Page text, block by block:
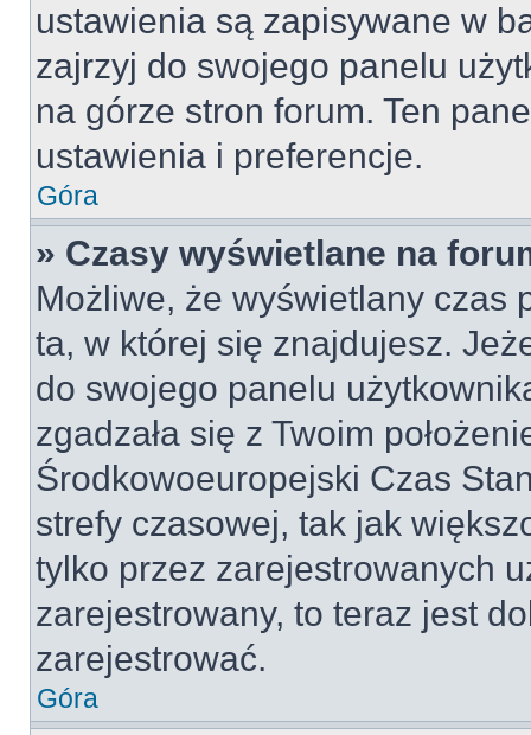
ustawienia są zapisywane w
zajrzyj do swojego panelu
na górze stron forum. Ten
ustawienia i preferencje.
Góra
» Czasy wyświetlane na
Możliwe, że wyświetlany czas
ta, w której się znajdujesz.
do swojego panelu
zgadzała się z Twoim
Środkowoeuropejski Czas
strefy czasowej, tak jak
tylko przez zarejestrowanych
zarejestrowany, to teraz jest
zarejestrować.
Góra